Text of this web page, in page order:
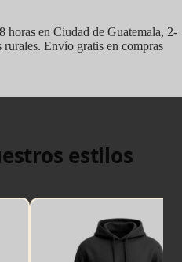
horas en Ciudad de Guatemala, 2-
Envío gratis en compras
estilos